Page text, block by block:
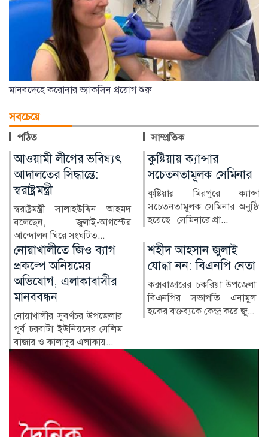
মানবদেহে করোনার ভ্যাকসিন প্রয়োগ শুরু
সবচেয়ে
পঠিত সাম্প্রতিক
কুষ্টিয়ায় ক্যান্সার
সচেতনতামূলক সেমিনার
কুষ্টিয়ার মিরপুরে ক্যান্সার
সচেতনতামূলক সেমিনার অনুষ্ঠিত
হয়েছে। সেমিনারে প্রা...
লাখ টাকার ফল-নাস্তা নিয়ে
সাবেক ইউএনওকে ঘিরে
প্রশ্ন
কুষ্টিয়ার মিরপুর উপজেলার সাবেক
নির্বাহী কর্মকর্তা (ইউএনও)
শহীদ আহসান জুলাই
যোদ্ধা নন: বিএনপি নেতা
কক্সবাজারের চকরিয়া উপজেলা
বিএনপির সভাপতি এনামুল
হকের বক্তব্যকে কেন্দ্র করে জু...
হাসিনা দিল্লিতে,
পরিবারের অন্য সদস্যরা
কে কোথায়?
সাবেক প্রধানমন্ত্রী শেখ হাসিনার
সরকারের পতনের পর তাঁর